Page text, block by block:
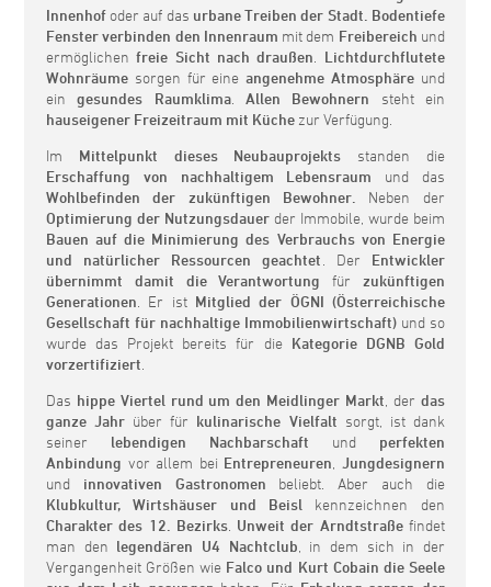
Innenhof oder auf das urbane Treiben der Stadt. Bodentiefe
Fensterverbinden den Innenraum mit dem Freibereich und
ermöglichenfreie Sicht nach draußen
Lichtdurchflutete
Wohnräume sorgen für eineangenehme Atmosphäre und
eingesundes Raumklima. Allen Bewohnern steht ein
hauseigener Freizeitraum mit Küche zur Verfügung.
Im Mittelpunkt dieses Neubauprojekts standen die
Erschaffung von nachhaltigem Lebensraum und das
Wohlbefinden der zukünftigen Bewohner.
Neben der
Optimierung der Nutzungsdauerder Immobile, wurde beim
Bauen auf die Minimierung des Verbrauchs von Energie
und natürlicher Ressourcen geachtet . Der Entwickler
übernimmt damit die Verantwortung für zukünftigen
Generationen . Er ist Mitglied der ÖGNI (Österreichische
Gesellschaft für nachhaltige Immobilienwirtschaft)und so
wurde das Projekt bereits für die Kategorie DGNB Gold
vorzertifiziert
Das hippe Viertel rund um den Meidlinger Markt , der das
ganze Jahr über für kulinarische Vielfalt sorgt, ist dank
seiner lebendigen Nachbarschaft und perfekten
Anbindung vor allem bei Entrepreneuren
Jungdesignern
und innovativen Gastronomen beliebt. Aber auch die
Klubkultur, Wirtshäuser und Beisl kennzeichnen den
Charakter des 12. Bezirks. Unweit der Arndtstraßefindet
man den legendären U4 Nachtclub , in dem sich in der
Vergangenheit Größen wie Falco und Kurt Cobain die Seele